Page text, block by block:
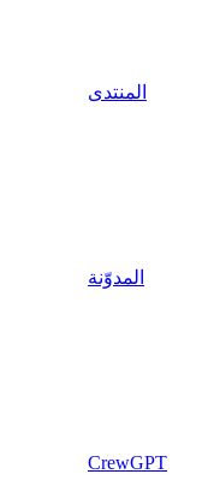
المنتدى
المدوّنة
CrewGPT